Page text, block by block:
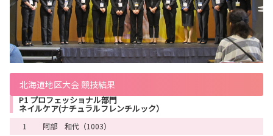
北海道地区大会 競技結果
P1 プロフェッショナル部門
ネイルケア(ナチュラルフレンチルック）
1
阿部 和代（1003）